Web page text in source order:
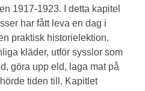
1917-1923. I detta kapitel
har fått leva en dag i
praktisk historielektion.
kläder, utför sysslor som
göra upp eld, laga mat på
tiden till. Kapitlet